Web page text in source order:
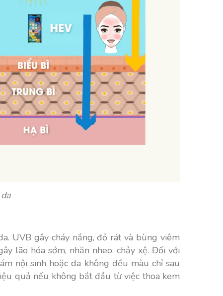
UVB gây cháy nắng, đỏ rát và bùng viêm
lão hóa sớm, nhăn nheo, chảy xệ. Đối với
nội sinh hoặc da không đều màu chỉ sau
quả nếu không bắt đầu từ việc thoa kem